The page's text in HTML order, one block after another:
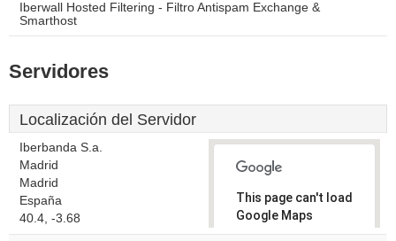
Iberwall Hosted Filtering - Filtro Antispam Exchange &
Smarthost
Servidores
Localización del Servidor
Iberbanda S.a.
Madrid
Madrid
España
40.4, -3.68
This page can't load
Google Maps
correctly.